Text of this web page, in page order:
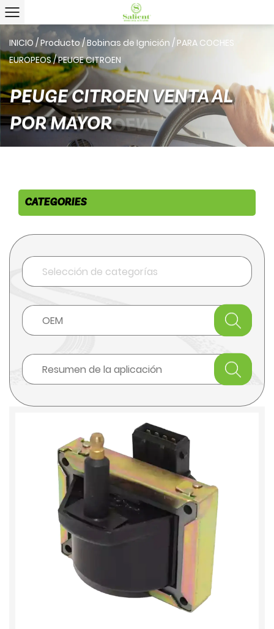
INICIO /Producto/Bobinas de Ignición / PARA COCHES
EUROPEOS/PEUGE CITROEN
PEUGE CITROEN VENTA AL
POR MAYOR
CATEGORIES